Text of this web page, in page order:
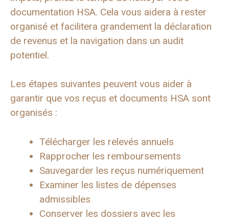
documentation HSA. Cela vous aidera à rester
organisé et facilitera grandement la déclaration
de revenus et la navigation dans un audit
potentiel.
Les étapes suivantes peuvent vous aider à
garantir que vos reçus et documents HSA sont
organisés :
Télécharger les relevés annuels
Rapprocher les remboursements
Sauvegarder les reçus numériquement
Examiner les listes de dépenses
admissibles
Conserver les dossiers avec les